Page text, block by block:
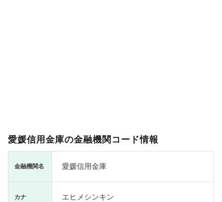
愛媛信用金庫の金融機関コード情報
金融機関名 愛媛信用金庫
カナ エヒメシンキン